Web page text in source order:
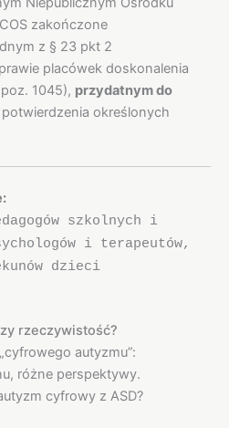
zakończone
z § 23 pkt 2
placówek doskonalenia
1045), przydatnym do
potwierdzenia określonych
szkolnych i
i terapeutów,
dzieci
rzeczywistość?
autyzmu”:
różne perspektywy.
cyfrowy z ASD?